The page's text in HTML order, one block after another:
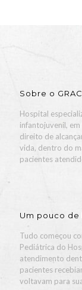
Sobre o
Hospital
infantojuvenil, em
direito de
vida, dentro do
pacientes
Um pouco de
Tudo começou
Pediátrica do
atendimento
pacientes
voltavam para